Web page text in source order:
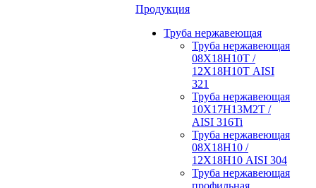
Продукция
Труба нержавеющая
Труба нержавеющая
08Х18Н10Т /
12Х18Н10Т AISI
321
Труба нержавеющая
10Х17Н13М2Т /
AISI 316Ti
Труба нержавеющая
08Х18Н10 /
12Х18Н10 AISI 304
Труба нержавеющая
профильная